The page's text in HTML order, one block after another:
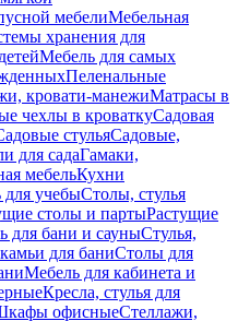
мебелиМебельная
хранения для
Мебель для самых
Пеленальные
кровати-манежиМатрасы в
чехлы в кроваткуСадовая
стульяСадовые,
для садаГамаки,
мебельКухни
учебыСтолы, стулья
столы и партыРастущие
для бани и сауныСтулья,
для баниСтолы для
Мебель для кабинета и
Кресла, стулья для
офисныеСтеллажи,